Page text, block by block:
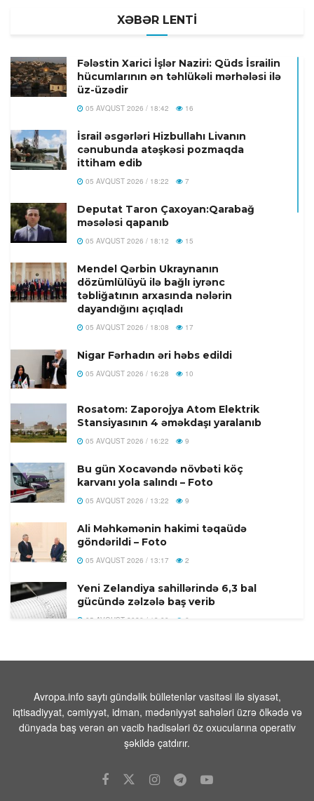
XƏBƏR LENTİ
Fələstin Xarici İşlər Naziri: Qüds İsrailin
hücumlarının ən təhlükəli mərhələsi ilə
üz-üzədir
05 AVQUST 2026 / 18:42 16
İsrail əsgərləri Hizbullahı Livanın
cənubunda atəşkəsi pozmaqda
ittiham edib
05 AVQUST 2026 / 18:22 7
Deputat Taron Çaxoyan:Qarabağ
məsələsi qapanıb
05 AVQUST 2026 / 18:12 15
Mendel Qərbin Ukraynanın
dözümlülüyü ilə bağlı iyrənc
təbliğatının arxasında nələrin
dayandığını açıqladı
05 AVQUST 2026 / 18:08 17
Nigar Fərhadın əri həbs edildi
05 AVQUST 2026 / 16:28 10
Rosatom: Zaporojya Atom Elektrik
Stansiyasının 4 əməkdaşı yaralanıb
05 AVQUST 2026 / 16:22 9
Bu gün Xocavəndə növbəti köç
karvanı yola salındı – Foto
05 AVQUST 2026 / 13:22 9
Ali Məhkəmənin hakimi təqaüdə
göndərildi – Foto
05 AVQUST 2026 / 13:17 2
Yeni Zelandiya sahillərində 6,3 bal
gücündə zəlzələ baş verib
05 AVQUST 2026 / 13:00 6
dəyişməsi Zelenski üçün hökumət
05 AVQUST 2026 / 12:48 18
Zelenski Kiyev bölgəsinə edilən
hücumlarda ölənlərin sayının 17-yə
yüksəldiyini açıqlayıb
Avropa.info saytı gündəlik bülletenlər vasitəsi ilə siyasət,
iqtisadiyyat, cəmiyyət, idman, mədəniyyət sahələri üzrə ölkədə və
dünyada baş verən ən vacib hadisələri öz oxucularına operativ
şəkildə çatdırır.